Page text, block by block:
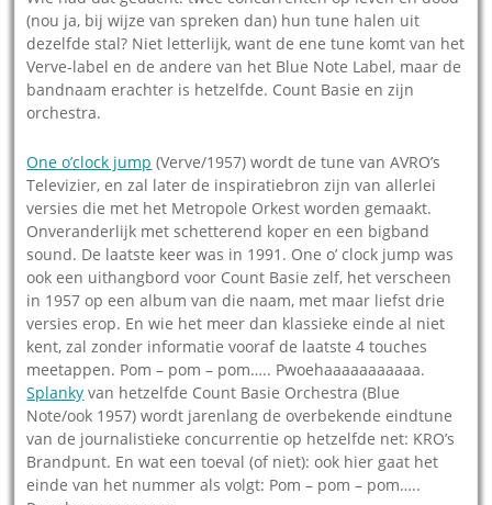
(nou ja, bij wijze van spreken dan) hun tune halen uit
dezelfde stal? Niet letterlijk, want de ene tune komt van het
Verve-label en de andere van het Blue Note Label, maar de
bandnaam erachter is hetzelfde. Count Basie en zijn
orchestra.
One o’clock jump (Verve/1957) wordt de tune van AVRO’s
Televizier, en zal later de inspiratiebron zijn van allerlei
versies die met het Metropole Orkest worden gemaakt.
Onveranderlijk met schetterend koper en een bigband
sound. De laatste keer was in 1991. One o’ clock jump was
ook een uithangbord voor Count Basie zelf, het verscheen
in 1957 op een album van die naam, met maar liefst drie
versies erop. En wie het meer dan klassieke einde al niet
kent, zal zonder informatie vooraf de laatste 4 touches
meetappen. Pom – pom – pom….. Pwoehaaaaaaaaaaa.
Splanky van hetzelfde Count Basie Orchestra (Blue
Note/ook 1957) wordt jarenlang de overbekende eindtune
van de journalistieke concurrentie op hetzelfde net: KRO’s
Brandpunt. En wat een toeval (of niet): ook hier gaat het
einde van het nummer als volgt: Pom – pom – pom…..